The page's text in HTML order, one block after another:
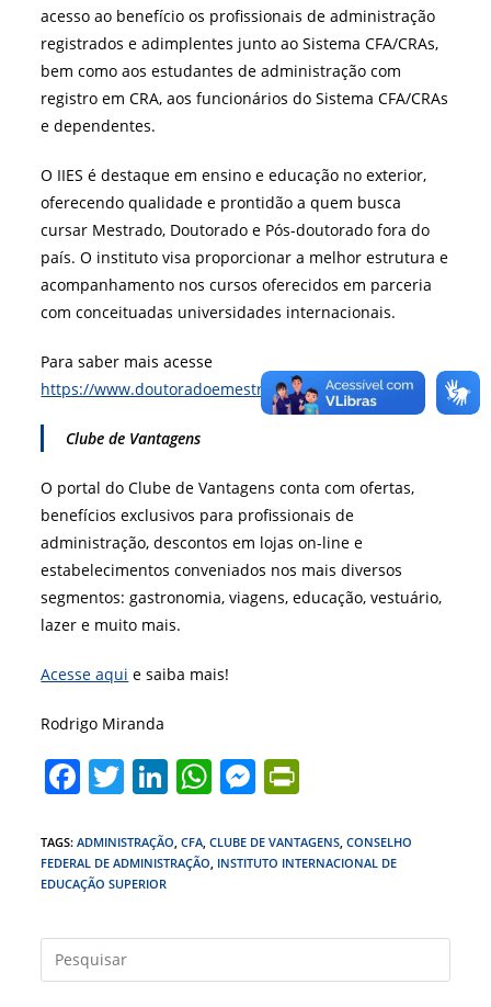
acesso ao benefício os profissionais de administração
registrados e adimplentes junto ao Sistema CFA/CRAs,
bem como aos estudantes de administração com
registro em CRA, aos funcionários do Sistema CFA/CRAs
e dependentes.
O IIES é destaque em ensino e educação no exterior,
oferecendo qualidade e prontidão a quem busca
cursar Mestrado, Doutorado e Pós-doutorado fora do
país. O instituto visa proporcionar a melhor estrutura e
acompanhamento nos cursos oferecidos em parceria
com conceituadas universidades internacionais.
Para saber mais acesse
https://www.doutoradoemestrado.com.br/
Clube de Vantagens
O portal do Clube de Vantagens conta com ofertas,
benefícios exclusivos para profissionais de
administração, descontos em lojas on-line e
estabelecimentos conveniados nos mais diversos
segmentos: gastronomia, viagens, educação, vestuário,
lazer e muito mais.
Acesse aqui e saiba mais!
Rodrigo Miranda
F
c
e
o
o
T
itt
er
Li
k
e
n
W
at
s
p
p
M
ss
e
g
er
tF
ri
n
dl
TAGS:ADMINISTRAÇÃO CFA CLUBE DE VANTAGENS CONSELHO
FEDERAL DE ADMINISTRAÇÃO INSTITUTO INTERNACIONAL DE
EDUCAÇÃO SUPERIOR
a